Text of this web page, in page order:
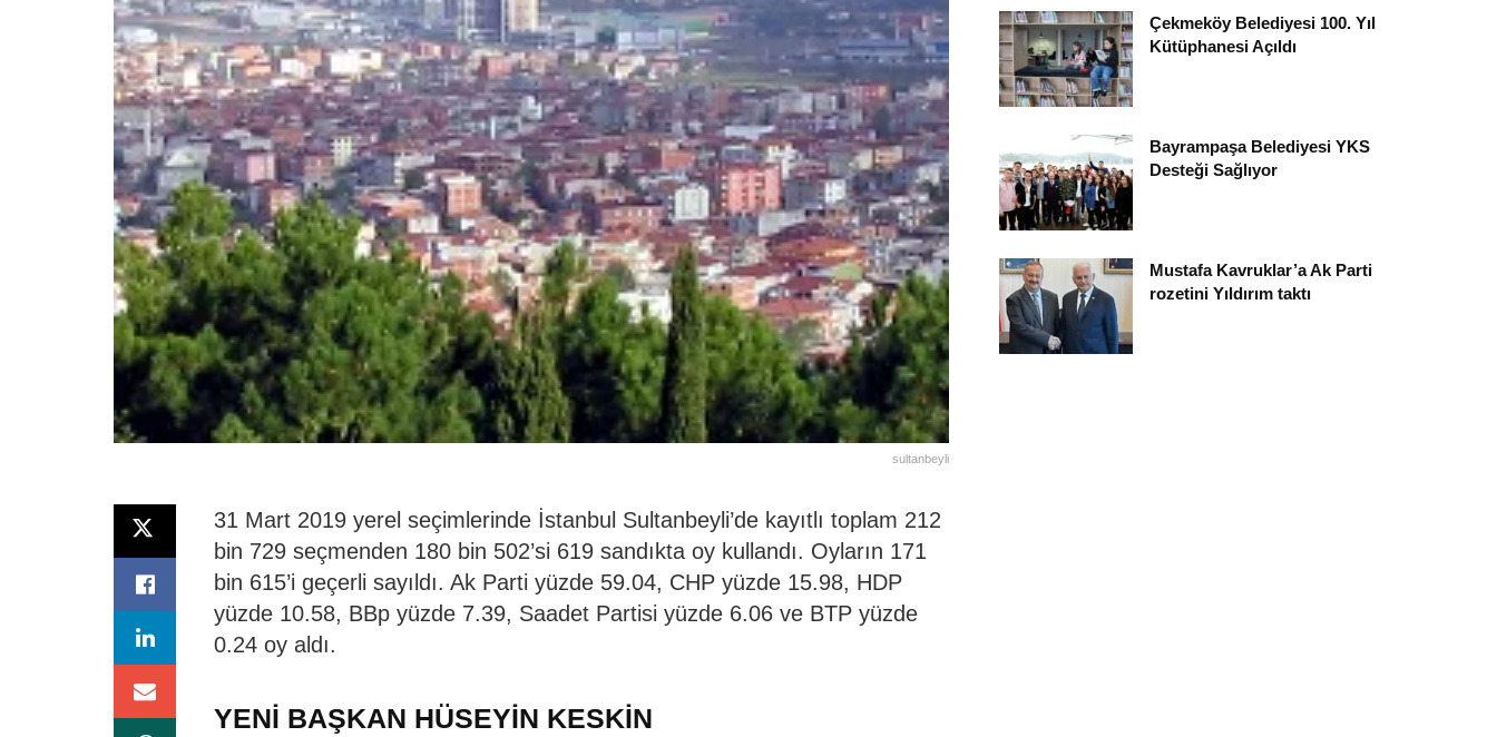
sultanbeyli
31 Mart 2019 yerel seçimlerinde İstanbul Sultanbeyli’de kayıtlı toplam 212
bin 729 seçmenden 180 bin 502’si 619 sandıkta oy kullandı. Oyların 171
bin 615’i geçerli sayıldı. Ak Parti yüzde 59.04, CHP yüzde 15.98, HDP
yüzde 10.58, BBp yüzde 7.39, Saadet Partisi yüzde 6.06 ve BTP yüzde
0.24 oy aldı.
YENİ BAŞKAN HÜSEYİN KESKİN
Çekmeköy Belediyesi 100. Yıl
Kütüphanesi Açıldı
Bayrampaşa Belediyesi YKS
Desteği Sağlıyor
Mustafa Kavruklar’a Ak Parti
rozetini Yıldırım taktı